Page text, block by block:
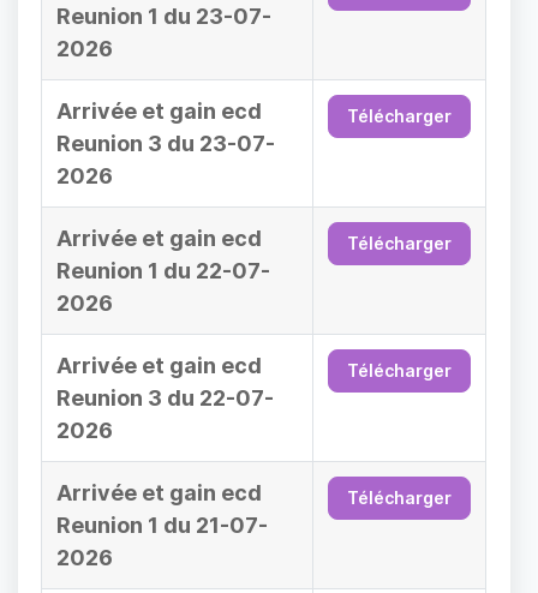
Reunion 1 du 23-07-
2026
Arrivée et gain ecd
Reunion 3 du 23-07-
2026
Télécharger
Arrivée et gain ecd
Reunion 1 du 22-07-
2026
Télécharger
Arrivée et gain ecd
Reunion 3 du 22-07-
2026
Télécharger
Arrivée et gain ecd
Reunion 1 du 21-07-
2026
Télécharger